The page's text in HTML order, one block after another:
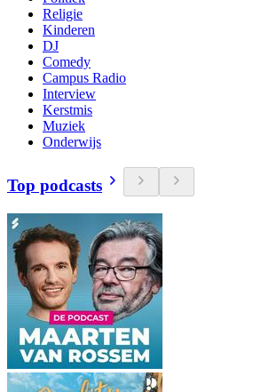
Religie
Kinderen
DJ
Comedy
Campus Radio
Interview
Kerstmis
Muziek
Onderwijs
Top podcasts